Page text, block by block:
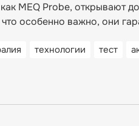
MEQ Probe, открывают
особенно важно, они
технологии тест